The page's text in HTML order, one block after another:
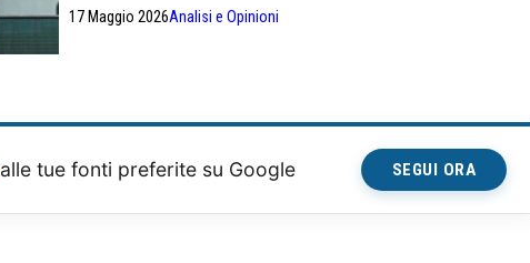
17 Maggio 2026Analisi e Opinioni
alle tue fonti preferite su Google SEGUI ORA